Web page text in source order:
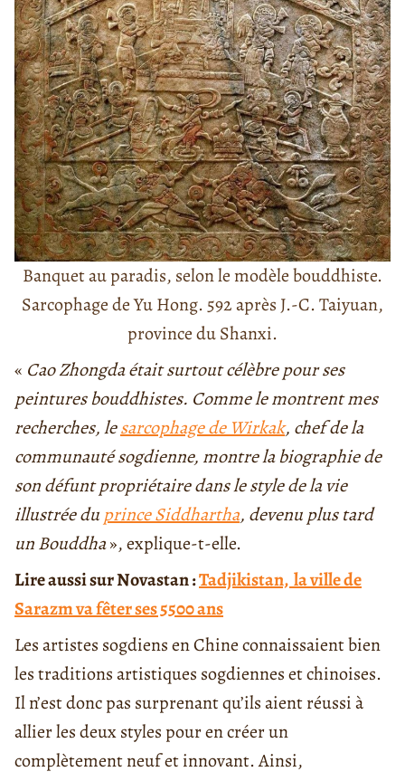
Banquet au paradis, selon le modèle bouddhiste.
Sarcophage de Yu Hong. 592 après J.-C. Taiyuan,
province du Shanxi.
« Cao Zhongda était surtout célèbre pour ses
peintures bouddhistes. Comme le montrent mes
recherches, lesarcophage de Wirkak, chef de la
communauté sogdienne, montre la biographie de
son défunt propriétaire dans le style de la vie
illustrée du prince Siddhartha, devenu plus tard
un Bouddha», explique-t-elle.
Lire aussi sur Novastan :Tadjikistan, la ville de
Sarazm va fêter ses 5500 ans
Les artistes sogdiens en Chine connaissaient bien
les traditions artistiques sogdiennes et chinoises.
Il n’est donc pas surprenant qu’ils aient réussi à
allier les deux styles pour en créer un
complètement neuf et innovant. Ainsi,